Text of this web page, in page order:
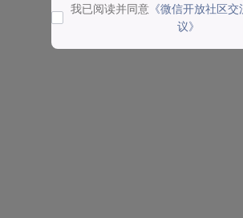
我已阅读并同意 《微信开放社区
议》